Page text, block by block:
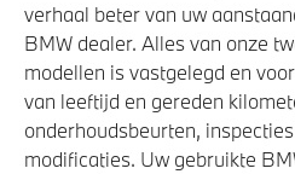
Sportonderstel
Variable Sport Steering
Veiligheid
verhaal beter van uw
BMW dealer. Alles van onze
modellen is vastgelegd en
van leeftijd en gereden
onderhoudsbeurten,
modificaties. Uw gebruikte